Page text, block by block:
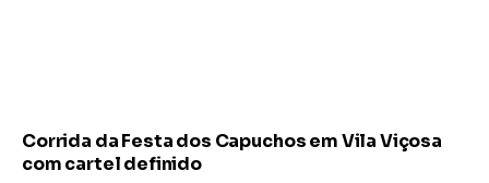
Corrida da Festa dos Capuchos em Vila Viçosa
com cartel definido